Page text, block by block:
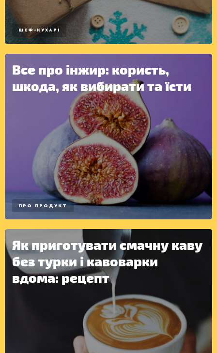
ІНШЕ
ШЕФ-КУХАРІ
Все про інжир: користь,
шкода, як вибирати та їсти
ПРО ПРОДУКТ
Як приготувати смачну каву
без турки і кавоварки
вдома: рецепт